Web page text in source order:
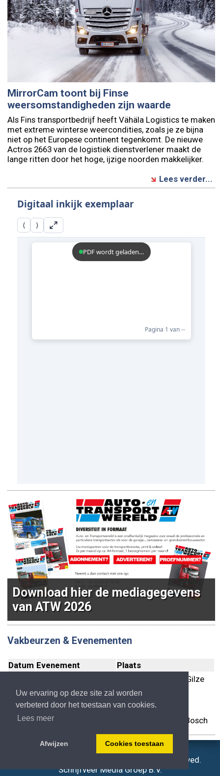
Uw ervaring op deze site zal worden
verbeterd door het toestaan van cookies.
Lees meer
Afwijzen Cookies toestaan
MirrorCam toont bij Finse
weersomstandigheden zijn waarde
Als Fins transportbedrijf heeft Vähäla Logistics te maken
met extreme winterse weercondities, zoals je ze bijna
niet op het Europese continent tegenkomt. De nieuwe
Actros 2663 van de logistiek dienstverlener maakt de
lange ritten door het hoge, ijzige noorden makkelijker.
Lees verder...
Download hier de mediagegevens
van ATW 2026
Informatie over de gedrukte Auto-
Vakbeurzen & Evenementen
Datum Evenement
Plaats
12-10
Lift 'N' Load
Versteijnen Trucks Gilze
15-10
IAA Transportation
Circuit Zandvoort
MegaTrucks Festival Brabanthallen Den Bosch